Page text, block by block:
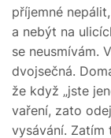
příjemné
a nebýt na
se neusmívám.
dvojsečná.
že když „jste
vaření, zato
vysávání.